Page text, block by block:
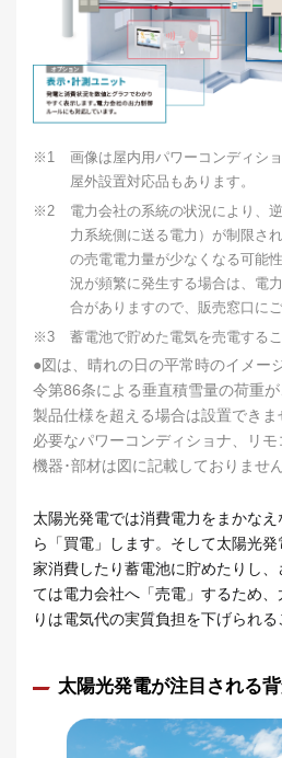
※1
画像は屋内用パワーコンディシ
屋外設置対応品もあります。
※2
電力会社の系統の状況により、
力系統側に送る電力）が制限さ
の売電電力量が少なくなる可能
況が頻繁に発生する場合は、電
合がありますので、販売窓口にご
※3
蓄電池で貯めた電気を売電する
●図は、晴れの日の平常時のイメー
令第86条による垂直積雪量の荷重
製品仕様を超える場合は設置でき
必要なパワーコンディショナ、リ
機器･部材は図に記載しておりません
太陽光発電では消費電力をまかな
ら「買電」します。そして太陽光
家消費したり蓄電池に貯めたりし
ては電力会社へ「売電」するため
りは電気代の実質負担を下げられる
太陽光発電が注目される